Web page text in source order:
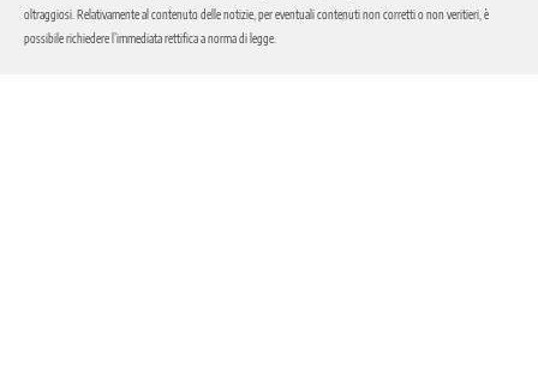
oltraggiosi. Relativamente al contenuto delle notizie, per eventuali contenuti non corretti o non veritieri, è
possibile richiedere l’immediata rettifica a norma di legge.